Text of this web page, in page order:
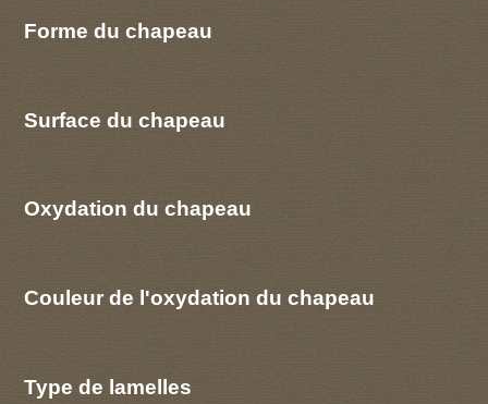
Forme du chapeau
Surface du chapeau
Oxydation du chapeau
Couleur de l'oxydation du chapeau
Type de lamelles